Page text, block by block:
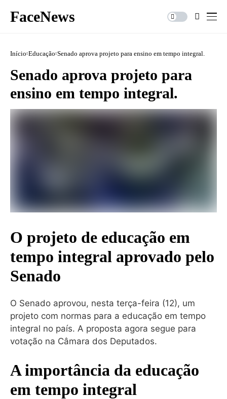
FaceNews
Início Educação Senado aprova projeto para ensino em tempo integral.
Senado aprova projeto para
ensino em tempo integral.
O projeto de educação em
tempo integral aprovado pelo
Senado
O Senado aprovou, nesta terça-feira (12), um
projeto com normas para a educação em tempo
integral no país. A proposta agora segue para
votação na Câmara dos Deputados.
A importância da educação
em tempo integral